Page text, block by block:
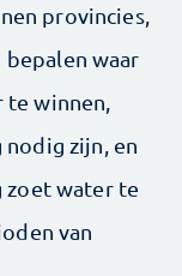
provincies,
waar
winnen,
zijn, en
water te
van